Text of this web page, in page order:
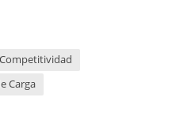
Competitividad
Carga